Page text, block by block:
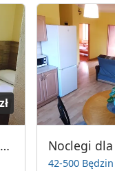
Pokoje Rycerskie w Czeladzi
42-500 Będzin